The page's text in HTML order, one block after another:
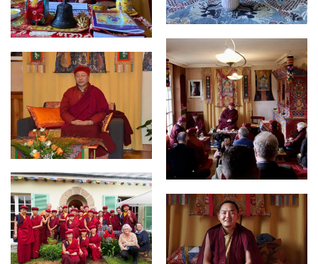
AGRANDIR
AGRANDIR
AGRANDIR
AGRANDIR